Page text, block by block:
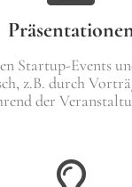
Startup-Events
z.B. durch
der